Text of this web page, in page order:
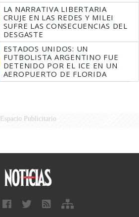
LA NARRATIVA LIBERTARIA
CRUJE EN LAS REDES Y MILEI
SUFRE LAS CONSECUENCIAS DEL
DESGASTE
ESTADOS UNIDOS: UN
FUTBOLISTA ARGENTINO FUE
DETENIDO POR EL ICE EN UN
AEROPUERTO DE FLORIDA
Espacio Publicitario